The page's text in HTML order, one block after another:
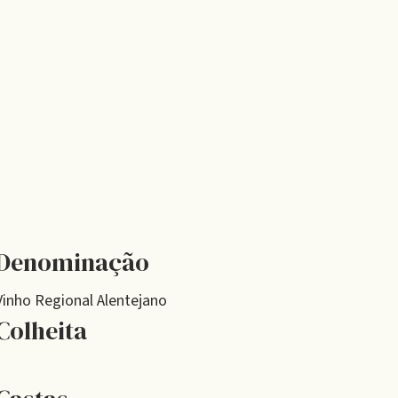
Regional Alentejano